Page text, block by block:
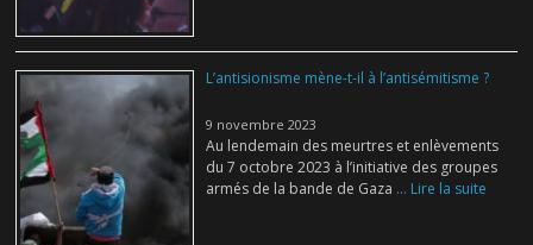
L’antisionisme mène-t-il à l’antisémitisme ?
9 novembre 2023
Au lendemain des meurtres et enlèvements
du 7 octobre 2023 à l’initiative des groupes
armés de la bande de Gaza ... Lire la suite